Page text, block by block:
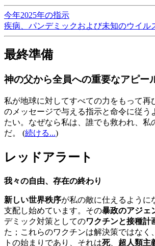
今年2025年の指示
疾病、パンデミックおよび未知のウイル
最終準備
神の父から全員への重要なアピー
私が地球に対してすべての力をもって再
のメッセージで与える指示と命令に従う
たい。なぜなら私は、誰でも救われ、私
だ。
(続ける...)
レッドアラート
我々の自由、存在の終わり
新しい世界秩序が私の敵に仕えるように
支配し始めています。その暴政のアジェ
デミック対策としてのワクチンと接種計
た；これらのワクチンは解決策ではなく
トの始まりであり、それは死、 超人類主